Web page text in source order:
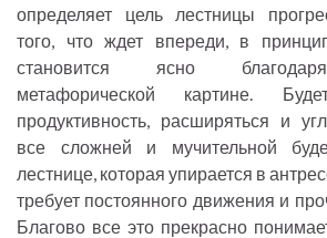
определяет цель лестницы
того, что ждет впереди, в
становится ясно
метафорической картине.
продуктивность, расширяться и
все сложней и мучительной
лестнице, которая упирается в
требует постоянного движения и
Благово все это прекрасно